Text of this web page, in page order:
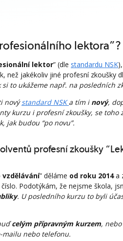
lektora”?
lektor” (dle standardu NSK
než jakékoliv jiné profesní zkoušky
to ukážeme např. na posledních
novýstandard NSKa tím i nový,
kurzu i profesní zkoušky, se
jak budou “po novu”.
profesní zkoušky
” děláme od roku 2014a
Podotýkám, že nejsme škola,
. U posledního kurzu to byli
celým přípravným kurzem,
nebo telefonu.